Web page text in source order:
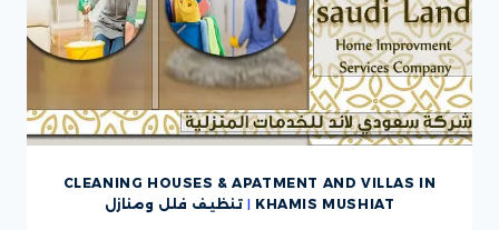
CLEANING HOUSES & APATMENT AND VILLAS IN
KHAMIS MUSHIAT
| تنظيف فلل ومنازل